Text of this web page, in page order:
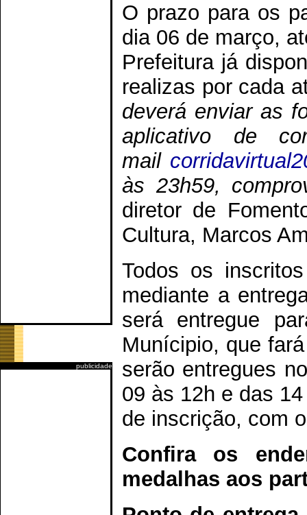
publicidade
O prazo para os
dia 06 de março,
Prefeitura já
realizas por cada
deverá enviar as
aplicativo de
mail
às 23h59,
diretor de
Cultura, Marcos
Todos os
mediante a
será entregue
Munícipio, que
serão entregues
09 às 12h e das
de inscrição, com
Confira os
medalhas aos